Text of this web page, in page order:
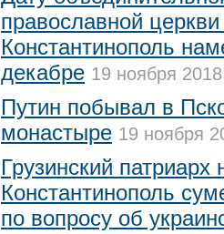
православной
Константинополь
декабре 19 ноября
Путин побывал в
монастыре 19 ноября
Грузинский
Константинополь
по вопросу об